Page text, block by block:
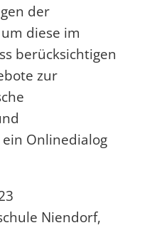
der
diese im
berücksichtigen
zur
Onlinedialog
Niendorf,